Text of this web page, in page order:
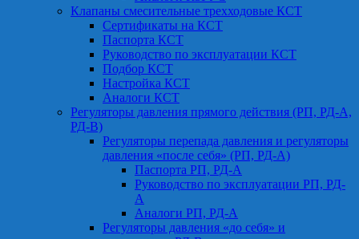
Клапаны смесительные трехходовые КСТ
Сертификаты на КСТ
Паспорта КСТ
Руководство по эксплуатации КСТ
Подбор КСТ
Настройка КСТ
Аналоги КСТ
Регуляторы давления прямого действия (РП, РД-А,
РД-В)
Регуляторы перепада давления и регуляторы
давления «после себя» (РП, РД-А)
Паспорта РП, РД-А
Руководство по эксплуатации РП, РД-
А
Аналоги РП, РД-А
Регуляторы давления «до себя» и